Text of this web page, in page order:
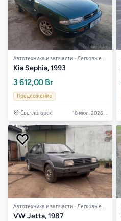
Автотехника и запчасти - Легковые авто
Kia Sephia, 1993
3 612,00 Br
Предложение
Светлогорск 18 июл. 2026 г.
Автотехника и запчасти - Легковые авто
VW Jetta, 1987